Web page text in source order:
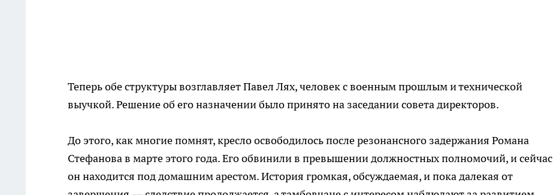
Теперь обе структуры возглавляет Павел Лях, человек с военным прошлым и технической
выучкой. Решение об его назначении было принято на заседании совета директоров.
До этого, как многие помнят, кресло освободилось после резонансного задержания Романа
Стефанова в марте этого года. Его обвинили в превышении должностных полномочий, и сейчас
он находится под домашним арестом. История громкая, обсуждаемая, и пока далекая от